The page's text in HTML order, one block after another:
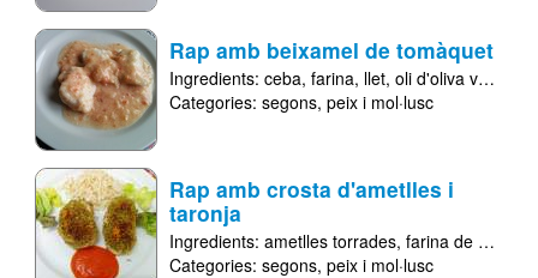
Rap amb beixamel de tomàquet
Ingredients: ceba farina llet oli d'oliva verge extra
Categories: segons peix i mol·lusc
Rap amb crosta d'ametlles i
taronja
Ingredients: ametlles torrades farina de galeta
Categories: segons peix i mol·lusc